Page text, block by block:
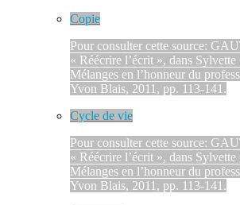
Copie
Pour consulter cette source:
« Réécrire l’écrit », dans
Mélanges en l’honneur du
Yvon Blais, 2011, pp. 113-141.
Cycle de vie
Pour consulter cette source:
« Réécrire l’écrit », dans
Mélanges en l’honneur du
Yvon Blais, 2011, pp. 113-141.